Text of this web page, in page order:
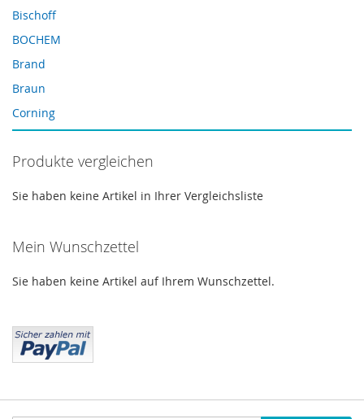
Wolfram-Lampen
Xenonlampen
Bischoff
BOCHEM
Brand
Braun
Corning
Crimp Snap Vials
Dionex
Eppendorf
Filtration
Produkte vergleichen
Sie haben keine Artikel in Ihrer Vergleichsliste
Mein Wunschzettel
Sie haben keine Artikel auf Ihrem Wunschzettel.